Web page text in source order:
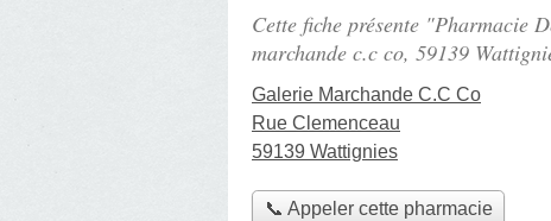
Cette fiche présente "Pharmacie
marchande c.c co, 59139
Galerie Marchande C.C Co
Rue Clemenceau
59139 Wattignies
📞 Appeler cette pharmacie